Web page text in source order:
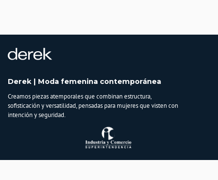
Derek | Moda femenina contemporánea
Creamos piezas atemporales que combinan estructura,
sofisticación y versatilidad, pensadas para mujeres que visten con
intención y seguridad.